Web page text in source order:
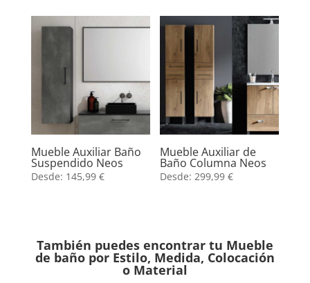
Mueble Auxiliar Baño
Suspendido Neos
Desde: 145,99 €
Mueble Auxiliar de
Baño Columna Neos
Desde:299,99€
También puedes encontrar tu Mueble
de baño por Estilo, Medida, Colocación
o Material